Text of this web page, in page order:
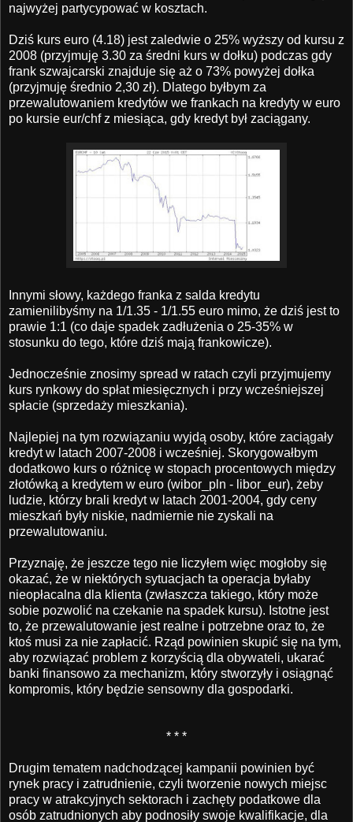
najwyżej partycypować w kosztach.
Dziś kurs euro (4.18) jest zaledwie o 25% wyższy od kursu z
2008 (przyjmuję 3.30 za średni kurs w dołku) podczas gdy
frank szwajcarski znajduje się aż o 73% powyżej dołka
(przyjmuję średnio 2,30 zł). Dlatego byłbym za
przewalutowaniem kredytów we frankach na kredyty w euro
po kursie eur/chf z miesiąca, gdy kredyt był zaciągany.
Innymi słowy, każdego franka z salda kredytu
zamienilibyśmy na 1/1.35 - 1/1.55 euro mimo, że dziś jest to
prawie 1:1 (co daje spadek zadłużenia o 25-35% w
stosunku do tego, które dziś mają frankowicze).
Jednocześnie znosimy spread w ratach czyli przyjmujemy
kurs rynkowy do spłat miesięcznych i przy wcześniejszej
spłacie (sprzedaży mieszkania).
Najlepiej na tym rozwiązaniu wyjdą osoby, które zaciągały
kredyt w latach 2007-2008 i wcześniej. Skorygowałbym
dodatkowo kurs o różnicę w stopach procentowych między
złotówką a kredytem w euro (wibor_pln - libor_eur), żeby
ludzie, którzy brali kredyt w latach 2001-2004, gdy ceny
mieszkań były niskie, nadmiernie nie zyskali na
przewalutowaniu.
Przyznaję, że jeszcze tego nie liczyłem więc mogłoby się
okazać, że w niektórych sytuacjach ta operacja byłaby
nieopłacalna dla klienta (zwłaszcza takiego, który może
sobie pozwolić na czekanie na spadek kursu). Istotne jest
to, że przewalutowanie jest realne i potrzebne oraz to, że
ktoś musi za nie zapłacić. Rząd powinien skupić się na tym,
aby rozwiązać problem z korzyścią dla obywateli, ukarać
banki finansowo za mechanizm, który stworzyły i osiągnąć
kompromis, który będzie sensowny dla gospodarki.
* * *
Drugim tematem nadchodzącej kampanii powinien być
rynek pracy i zatrudnienie, czyli tworzenie nowych miejsc
pracy w atrakcyjnych sektorach i zachęty podatkowe dla
osób zatrudnionych aby podnosiły swoje kwalifikacje, dla